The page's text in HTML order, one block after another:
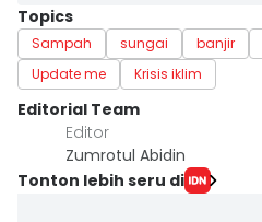
Topics
Sampah sungai banjir
Update me
Krisis iklim
Editorial Team
Editor
Zumrotul Abidin
Tonton lebih seru di